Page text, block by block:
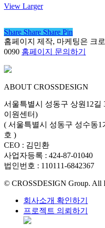
View Larger
Share
Share Share Share Pin
홈페이지 제작, 마케팅은 크
0090 홈페이지 문의하기
ABOUT CROSSDESIGN
서울특별시 성동구 상원12길
이원센터)
( 서울특별시 성동구 성수동1
호 )
CEO : 김민환
사업자등록 : 424-87-01040
법인번호 : 110111-6842367
© CROSSDESIGN Group. All
회사소개 확인하기
프로젝트 의뢰하기